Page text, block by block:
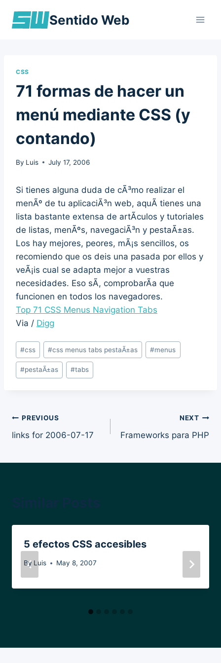
Sentido Web
CSS
71 formas de hacer un
menú mediante CSS (y
contando)
By Luis July 17, 2006
Si tienes alguna duda de cÃ³mo realizar el
menÃº de tu aplicaciÃ³n web, aquÃ­ tienes una
lista bastante extensa de artÃ­culos y tutoriales
de listas, menÃºs, navegaciÃ³n y pestaÃ±as.
Los hay mejores, peores, mÃ¡s sencillos, os
recomiendo que os deis una pasada por ellos y
veÃ¡is cual se adapta mejor a vuestras
necesidades. Eso sÃ­, comprobarÃ­a que
funcionen en todos los navegadores.
Top 71 CSS Menus Navigation Tabs
Via / Digg
Post
Tags:
#css #css menus tabs pestaÃ±as #menus
#pestaÃ±as #tabs
Post
navigation
PREVIOUS
links for 2006-07-17
NEXT
Frameworks para PHP
5 efectos CSS accesibles
By Luis May 8, 2007